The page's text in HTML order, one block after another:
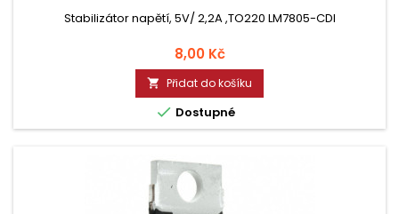
Stabilizátor napětí, 5V/ 2,2A ,TO220 LM7805-CDI
Cena
8,00 Kč
 Přidat do košíku
 Dostupné